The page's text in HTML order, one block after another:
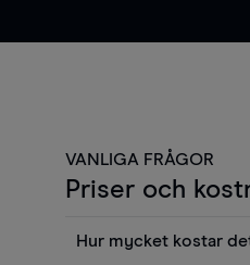
VANLIGA FRÅGOR
Priser och
Hur mycket kostar